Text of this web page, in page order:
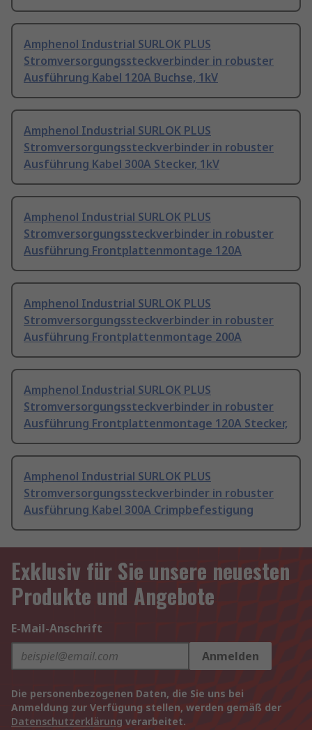
Amphenol Industrial SURLOK PLUS
Stromversorgungssteckverbinder in robuster
Ausführung Kabel 120A Buchse, 1kV
Amphenol Industrial SURLOK PLUS
Stromversorgungssteckverbinder in robuster
Ausführung Kabel 300A Stecker, 1kV
Amphenol Industrial SURLOK PLUS
Stromversorgungssteckverbinder in robuster
Ausführung Frontplattenmontage 120A
Amphenol Industrial SURLOK PLUS
Stromversorgungssteckverbinder in robuster
Ausführung Frontplattenmontage 200A
Amphenol Industrial SURLOK PLUS
Stromversorgungssteckverbinder in robuster
Ausführung Frontplattenmontage 120A Stecker,
Amphenol Industrial SURLOK PLUS
Stromversorgungssteckverbinder in robuster
Ausführung Kabel 300A Crimpbefestigung
Exklusiv für Sie unsere neuesten
Produkte und Angebote
E-Mail-Anschrift
Anmelden
Die personenbezogenen Daten, die Sie uns bei
Anmeldung zur Verfügung stellen, werden gemäß der
Datenschutzerklärung verarbeitet.